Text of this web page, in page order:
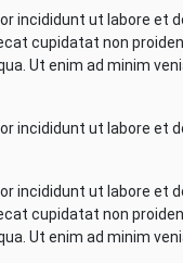
ut labore et
cupidatat non
Ut enim ad minim
ut labore et
ut labore et
cupidatat non
Ut enim ad minim